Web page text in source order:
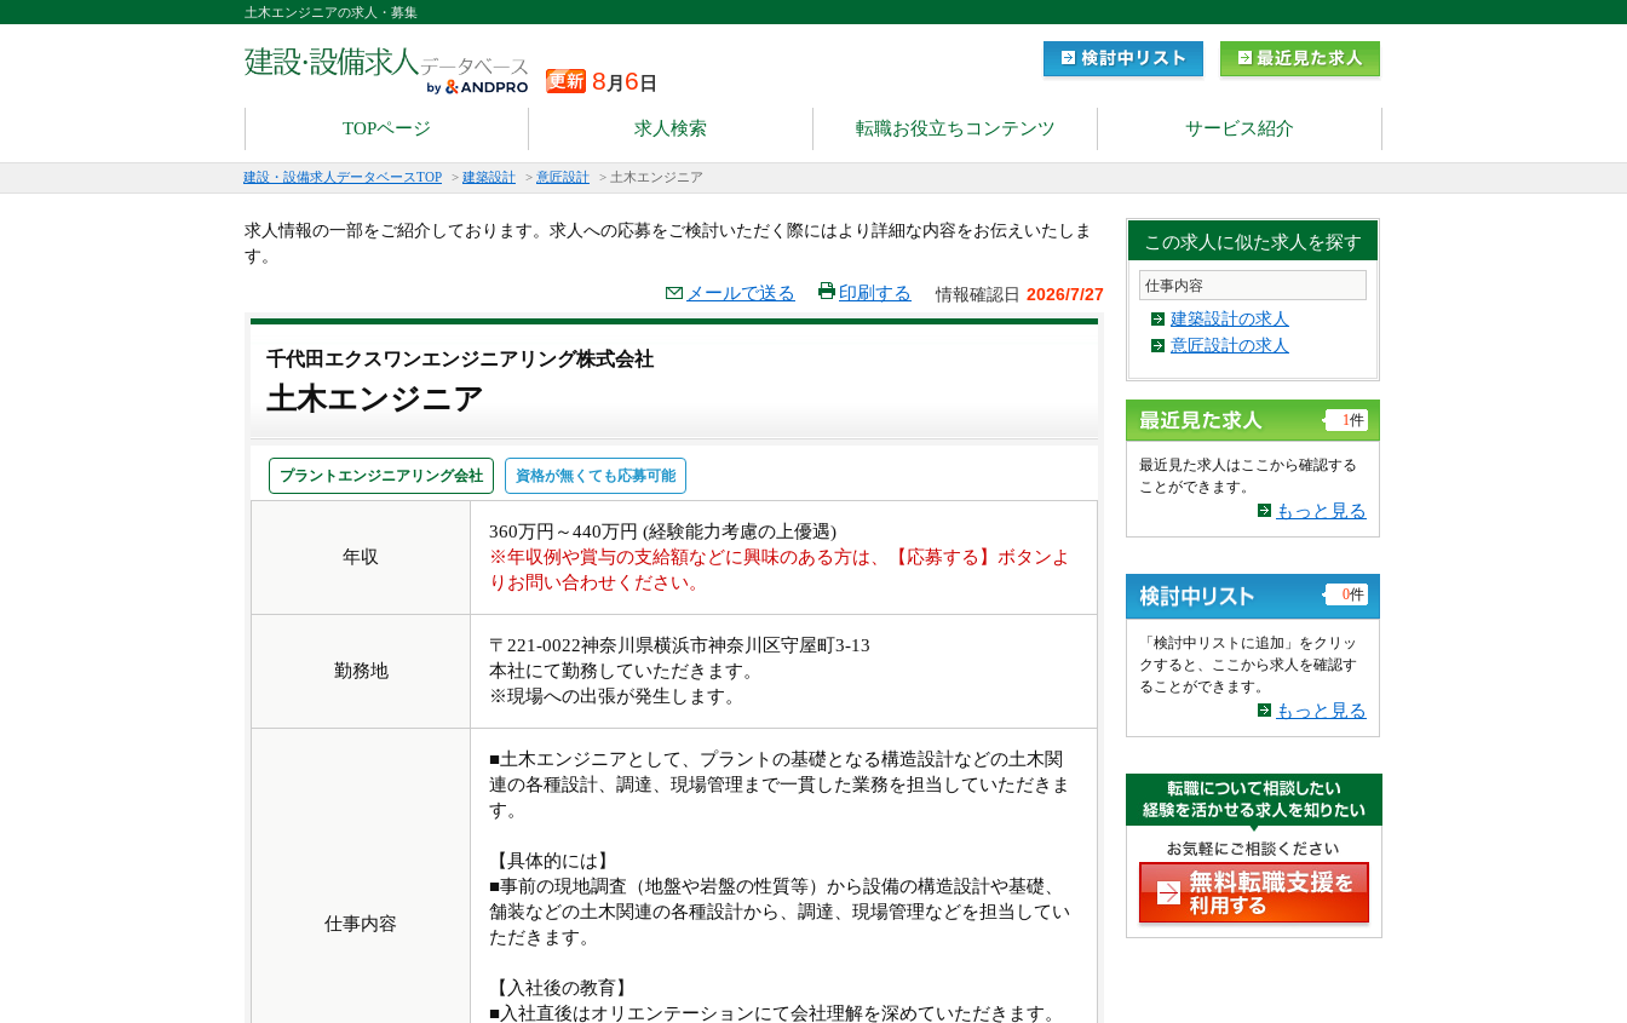
土木エンジニアの求人・募集
8 月 6 日
TOPページ 求人検索 転職お役立ちコンテンツ サービス紹介
建設・設備求人データベースTOP > 建築設計 > 意匠設計 > 土木エンジニア
求人情報の一部をご紹介しております。求人への応募をご検討いただく際にはより詳細な内容をお伝えいたしま
す。
情報確認日 2026/7/27
メールで送る 印刷する
千代田エクスワンエンジニアリング株式会社
土木エンジニア
プラントエンジニアリング会社 資格が無くても応募可能
年収
360万円～440万円 (経験能力考慮の上優遇)
※年収例や賞与の支給額などに興味のある方は、【応募する】ボタンよ
りお問い合わせください。
勤務地
〒221-0022神奈川県横浜市神奈川区守屋町3-13
本社にて勤務していただきます。
※現場への出張が発生します。
仕事内容
■土木エンジニアとして、プラントの基礎となる構造設計などの土木関
連の各種設計、調達、現場管理まで一貫した業務を担当していただきま
す。
【具体的には】
■事前の現地調査（地盤や岩盤の性質等）から設備の構造設計や基礎、
舗装などの土木関連の各種設計から、調達、現場管理などを担当してい
ただきます。
【入社後の教育】
■入社直後はオリエンテーションにて会社理解を深めていただきます。
この求人に似た求人を探す
仕事内容
建築設計の求人
意匠設計の求人
1件
最近見た求人はここから確認する
ことができます。
もっと見る
0件
「検討中リストに追加」をクリッ
クすると、ここから求人を確認す
ることができます。
もっと見る